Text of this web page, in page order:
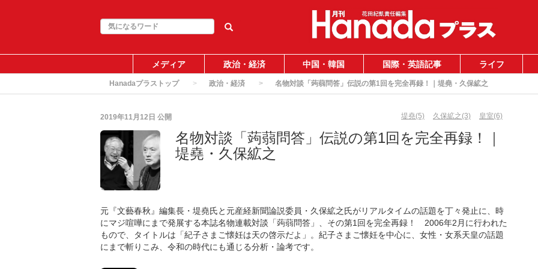
メディア 政治・経済 中国・韓国 国際・英語記事 ライフ
Hanadaプラストップ 政治・経済 名物対談「蒟蒻問答」伝説の第1回を完全再録！｜堤堯・久保絋之
2019年11月12日 公開 堤堯(5) 久保絋之(3) 皇室(6)
名物対談「蒟蒻問答」伝説の第1回を完全再録！｜
堤堯・久保絋之
元『文藝春秋』編集長・堤堯氏と元産経新聞論説委員・久保絋之氏がリアルタイムの話題を丁々発止に、時
にマジ喧嘩にまで発展する本誌名物連載対談「蒟蒻問答」、その第1回を完全再録！ 2006年2月に行われた
もので、タイトルは「紀子さまご懐妊は天の啓示だよ」。紀子さまご懐妊を中心に、女性・女系天皇の話題
にまで斬りこみ、令和の時代にも通じる分析・論考です。